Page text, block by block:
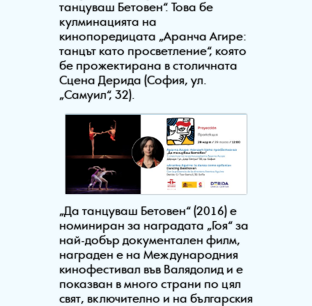
танцуваш Бетовен“. Това бе
кулминацията на
кинопоредицата „Аранча Агире:
танцът като просветление“, която
бе прожектирана в столичната
Сцена Дерида (София, ул.
„Самуил“, 32).
„Да танцуваш Бетовен“ (2016) е
номиниран за наградата „Гоя“ за
най-добър документален филм,
награден е на Международния
кинофестивал във Валядолид и е
показван в много страни по цял
свят, включително и на българския